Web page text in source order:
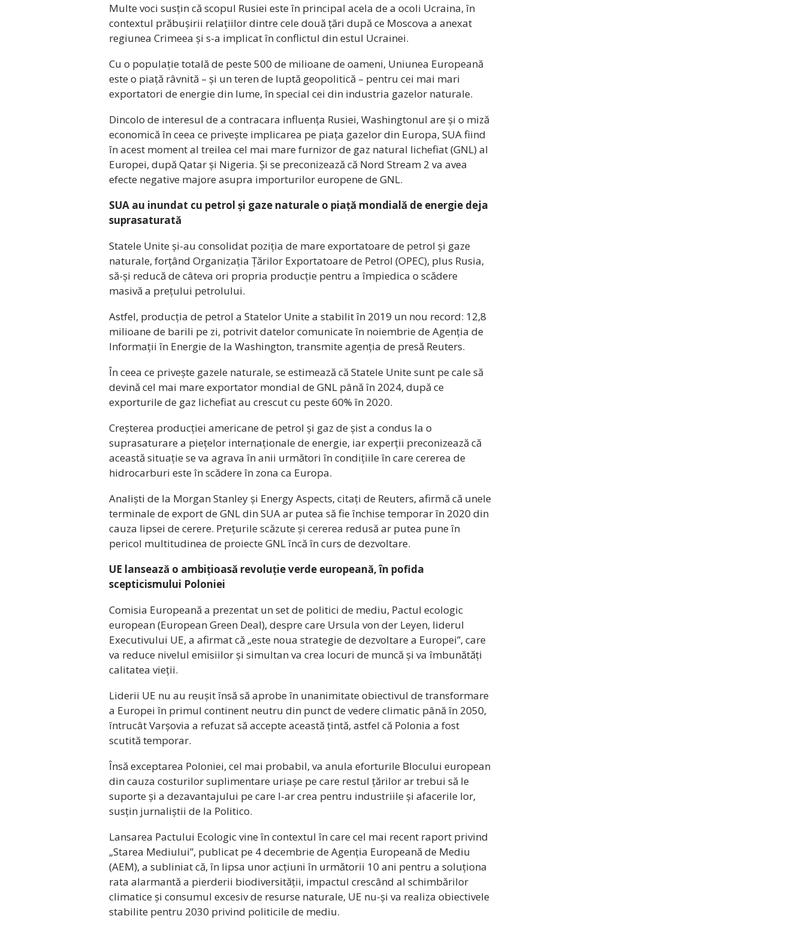
Multe voci susțin că scopul Rusiei este în principal acela de a ocoli Ucraina, în
contextul prăbușirii relațiilor dintre cele două țări după ce Moscova a anexat
regiunea Crimeea și s-a implicat în conflictul din estul Ucrainei.
Cu o populație totală de peste 500 de milioane de oameni, Uniunea Europeană
este o piață râvnită – și un teren de luptă geopolitică – pentru cei mai mari
exportatori de energie din lume, în special cei din industria gazelor naturale.
Dincolo de interesul de a contracara influența Rusiei, Washingtonul are și o miză
economică în ceea ce privește implicarea pe piața gazelor din Europa, SUA fiind
în acest moment al treilea cel mai mare furnizor de gaz natural lichefiat (GNL) al
Europei, după Qatar și Nigeria. Și se preconizează că Nord Stream 2 va avea
efecte negative majore asupra importurilor europene de GNL.
SUA au inundat cu petrol și gaze naturale o piață mondială de energie deja
suprasaturată
Statele Unite și-au consolidat poziția de mare exportatoare de petrol și gaze
naturale, forțând Organizația Țărilor Exportatoare de Petrol (OPEC), plus Rusia,
să-și reducă de câteva ori propria producție pentru a împiedica o scădere
masivă a prețului petrolului.
Astfel, producția de petrol a Statelor Unite a stabilit în 2019 un nou record: 12,8
milioane de barili pe zi, potrivit datelor comunicate în noiembrie de Agenția de
Informații în Energie de la Washington, transmite agenția de presă Reuters.
În ceea ce privește gazele naturale, se estimează că Statele Unite sunt pe cale să
devină cel mai mare exportator mondial de GNL până în 2024, după ce
exporturile de gaz lichefiat au crescut cu peste 60% în 2020.
Creșterea producției americane de petrol și gaz de șist a condus la o
suprasaturare a piețelor internaționale de energie, iar experții preconizează că
această situație se va agrava în anii următori în condițiile în care cererea de
hidrocarburi este în scădere în zona ca Europa.
Analiști de la Morgan Stanley și Energy Aspects, citați de Reuters, afirmă că unele
terminale de export de GNL din SUA ar putea să fie închise temporar în 2020 din
cauza lipsei de cerere. Prețurile scăzute și cererea redusă ar putea pune în
pericol multitudinea de proiecte GNL încă în curs de dezvoltare.
UE lansează o ambițioasă revoluție verde europeană, în pofida
scepticismului Poloniei
Comisia Europeană a prezentat un set de politici de mediu, Pactul ecologic
european (European Green Deal), despre care Ursula von der Leyen, liderul
Executivului UE, a afirmat că „este noua strategie de dezvoltare a Europei”, care
va reduce nivelul emisiilor și simultan va crea locuri de muncă și va îmbunătăți
calitatea vieții.
Liderii UE nu au reușit însă să aprobe în unanimitate obiectivul de transformare
a Europei în primul continent neutru din punct de vedere climatic până în 2050,
întrucât Varșovia a refuzat să accepte această țintă, astfel că Polonia a fost
scutită temporar.
Însă exceptarea Poloniei, cel mai probabil, va anula eforturile Blocului european
din cauza costurilor suplimentare uriașe pe care restul țărilor ar trebui să le
suporte și a dezavantajului pe care l-ar crea pentru industriile și afacerile lor,
susțin jurnaliștii de la Politico.
Lansarea Pactului Ecologic vine în contextul în care cel mai recent raport privind
„Starea Mediului”, publicat pe 4 decembrie de Agenția Europeană de Mediu
(AEM), a subliniat că, în lipsa unor acțiuni în următorii 10 ani pentru a soluționa
rata alarmantă a pierderii biodiversității, impactul crescând al schimbărilor
climatice și consumul excesiv de resurse naturale, UE nu-și va realiza obiectivele
stabilite pentru 2030 privind politicile de mediu.